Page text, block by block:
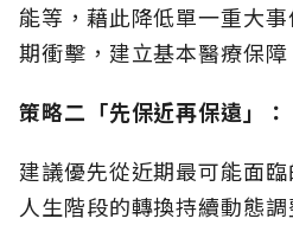
能等，藉此降低單一重大
期衝擊，建立基本醫療保障
策略二「先保近再保遠」：
建議優先從近期最可能面
人生階段的轉換持續動態